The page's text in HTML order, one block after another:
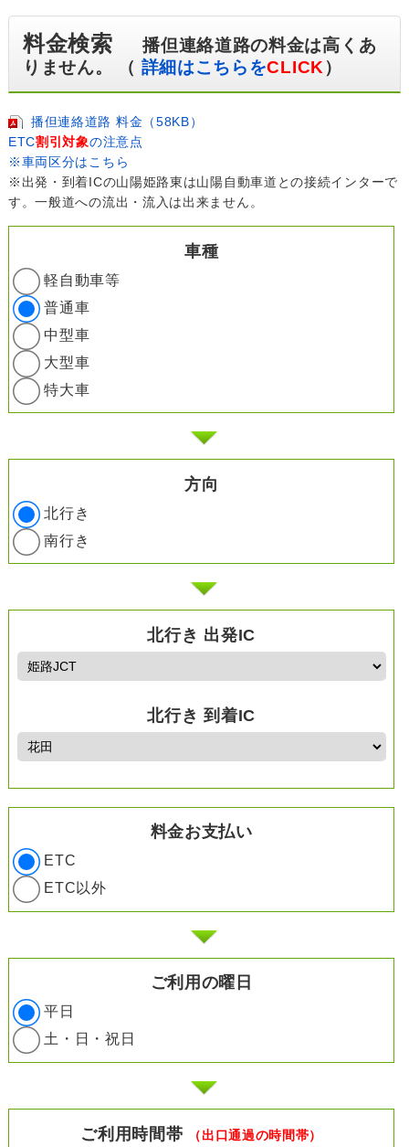
料金検索播但連絡道路の料金は高くあ
りません。 （ 詳細はこちらをCLICK ）
播但連絡道路 料金（58KB）
ETC割引対象の注意点
※車両区分はこちら
※出発・到着ICの山陽姫路東は山陽自動車道との接続インターで
す。一般道への流出・流入は出来ません。
車種
軽自動車等
普通車
中型車
大型車
特大車
方向
北行き
南行き
北行き 出発IC
北行き 到着IC
料金お支払い
ETC
ETC以外
ご利用の曜日
平日
土・日・祝日
ご利用時間帯 （出口通過の時間帯）